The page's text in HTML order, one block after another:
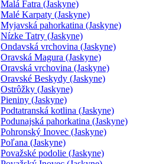
Malá Fatra (Jaskyne)
Malé Karpaty (Jaskyne)
Myjavská pahorkatina (Jaskyne)
Nízke Tatry (Jaskyne)
Ondavská vrchovina (Jaskyne)
Oravská Magura (Jaskyne)
Oravská vrchovina (Jaskyne)
Oravské Beskydy (Jaskyne)
Ostrôžky (Jaskyne)
Pieniny (Jaskyne)
Podtatranská kotlina (Jaskyne)
Podunajská pahorkatina (Jaskyne)
Pohronský Inovec (Jaskyne)
Poľana (Jaskyne)
Považské podolie (Jaskyne)